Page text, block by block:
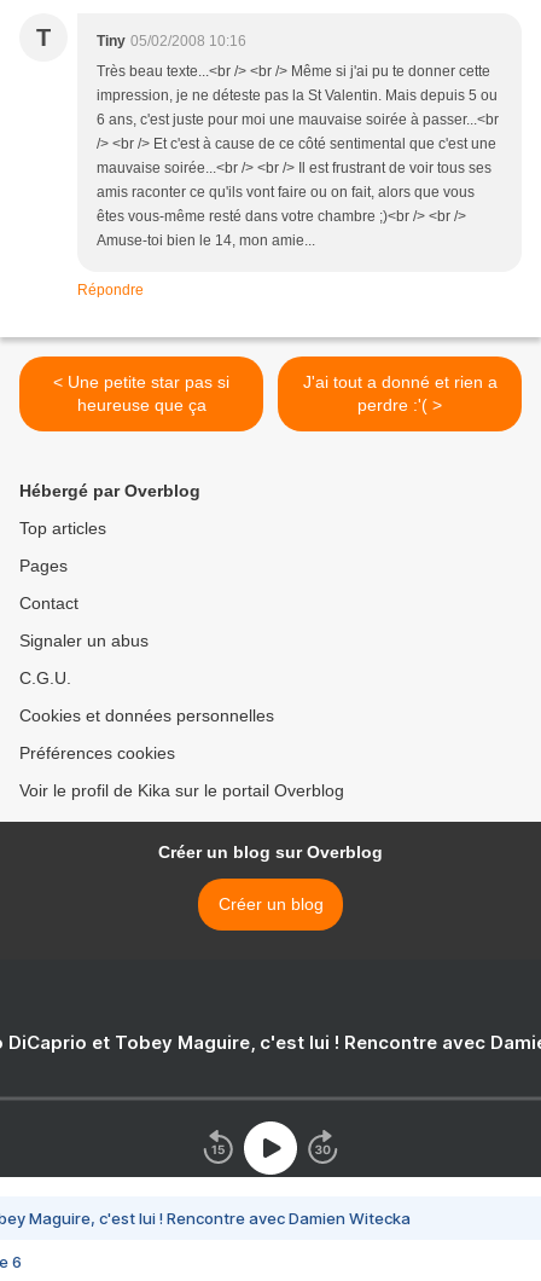
T Tiny 05/02/2008 10:16
Très beau texte...<br /> <br /> Même si j'ai pu te donner cette
impression, je ne déteste pas la St Valentin. Mais depuis 5 ou
6 ans, c'est juste pour moi une mauvaise soirée à passer...<br
/> <br /> Et c'est à cause de ce côté sentimental que c'est une
mauvaise soirée...<br /> <br /> Il est frustrant de voir tous ses
amis raconter ce qu'ils vont faire ou on fait, alors que vous
êtes vous-même resté dans votre chambre ;)<br /> <br />
Amuse-toi bien le 14, mon amie...
Répondre
< Une petite star pas si
heureuse que ça
J'ai tout a donné et rien a
perdre :'( >
Hébergé par Overblog
Top articles
Pages
Contact
Signaler un abus
C.G.U.
Cookies et données personnelles
Préférences cookies
Voir le profil de Kika sur le portail Overblog
Créer un blog sur Overblog
Créer un blog
DiCaprio et Tobey Maguire, c'est lui ! Rencontre avec
Maguire, c'est lui ! Rencontre avec Damien Witecka
6